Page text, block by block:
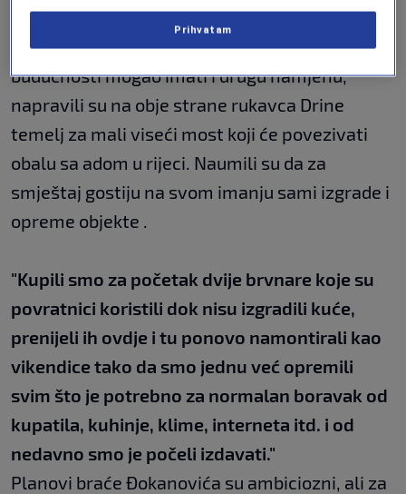
dvije velike terase kao prostor koji sada služi
za sunčanje, sjedenje i roštiljanje, a koji bi u
budućnosti mogao imati i drugu namjenu,
napravili su na obje strane rukavca Drine
temelj za mali viseći most koji će povezivati
obalu sa adom u rijeci. Naumili su da za
smještaj gostiju na svom imanju sami izgrade i
opreme objekte .
"Kupili smo za početak dvije brvnare koje su
povratnici koristili dok nisu izgradili kuće,
prenijeli ih ovdje i tu ponovo namontirali kao
vikendice tako da smo jednu već opremili
svim što je potrebno za normalan boravak od
kupatila, kuhinje, klime, interneta itd. i od
nedavno smo je počeli izdavati."
Planovi braće Đokanovića su ambiciozni, ali za
Prihvatam